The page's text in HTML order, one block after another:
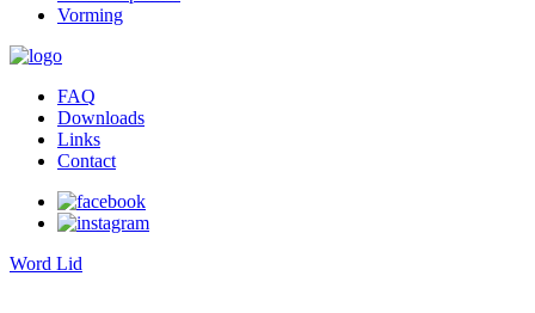
Vorming
FAQ
Downloads
Links
Contact
Word Lid